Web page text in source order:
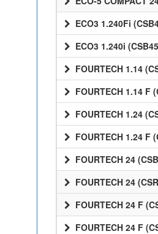
ECO3 1.240Fi
ECO3 1.240i
FOURTECH 1.14
FOURTECH 1.14 F
FOURTECH 1.24
FOURTECH 1.24 F
FOURTECH 24
FOURTECH 24
FOURTECH 24 F
FOURTECH 24 F